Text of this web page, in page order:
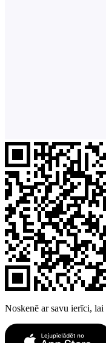
Noskenē ar savu ierīci,